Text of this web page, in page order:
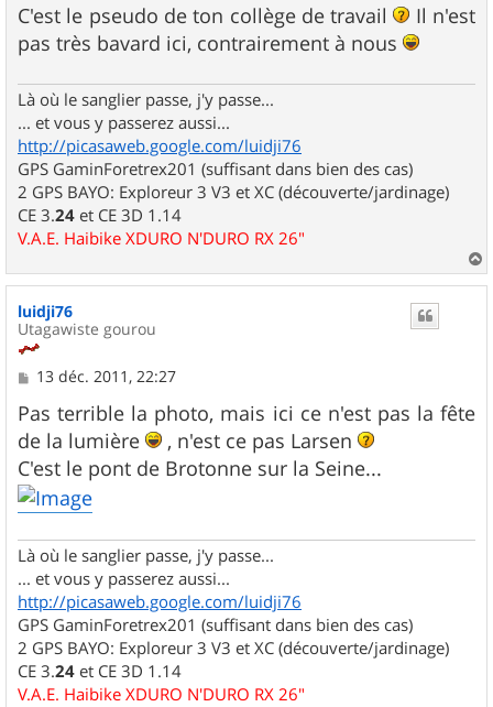
C'est le pseudo de ton collège de travail
Il n'est
pas très bavard ici, contrairement à nous
Là où le sanglier passe, j'y passe...
... et vous y passerez aussi...
http://picasaweb.google.com/luidji76
GPS GaminForetrex201 (suffisant dans bien des cas)
2 GPS BAYO: Exploreur 3 V3 et XC (découverte/jardinage)
CE 3.24 et CE 3D 1.14
V.A.E. Haibike XDURO N'DURO RX 26"
a
luidji76
Utagawiste gourou
M
s
s
a
g
e
13 déc. 2011, 22:27
Pas terrible la photo, mais ici ce n'est pas la fête
de la lumière
, n'est ce pas Larsen
C'est le pont de Brotonne sur la Seine...
Là où le sanglier passe, j'y passe...
... et vous y passerez aussi...
http://picasaweb.google.com/luidji76
GPS GaminForetrex201 (suffisant dans bien des cas)
2 GPS BAYO: Exploreur 3 V3 et XC (découverte/jardinage)
CE 3.24 et CE 3D 1.14
V.A.E. Haibike XDURO N'DURO RX 26"